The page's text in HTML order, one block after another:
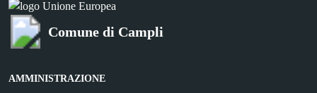
Comune di Campli
AMMINISTRAZIONE